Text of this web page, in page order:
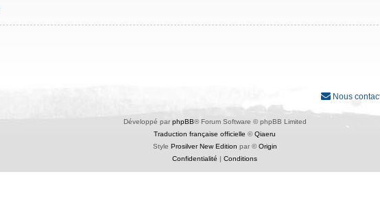
Nous
Développé par phpBB® Forum Software © phpBB Limited
Traduction française officielle ©Qiaeru
Style Prosilver New Edition par ©Origin
Confidentialité
Conditions